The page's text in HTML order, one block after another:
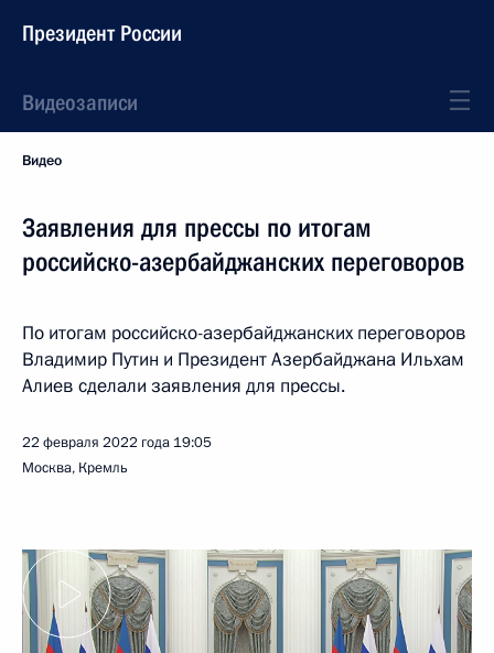
Президент России
Видеозаписи
Видео
Заявления для прессы по итогам
российско-азербайджанских переговоров
По итогам российско-азербайджанских переговоров
Владимир Путин и Президент Азербайджана Ильхам
Алиев сделали заявления для прессы.
22 февраля 2022 года 19:05
Москва, Кремль